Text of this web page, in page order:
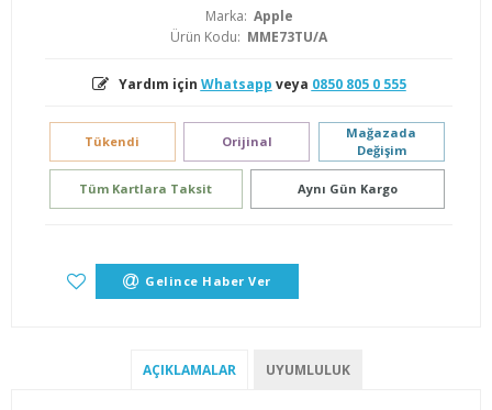
Marka: Apple
Ürün Kodu: MME73TU/A
Yardım için Whatsapp veya 0850 805 0 555
Tükendi Orijinal
Mağazada
Değişim
Tüm Kartlara Taksit Aynı Gün Kargo
Gelince Haber Ver
AÇIKLAMALAR UYUMLULUK